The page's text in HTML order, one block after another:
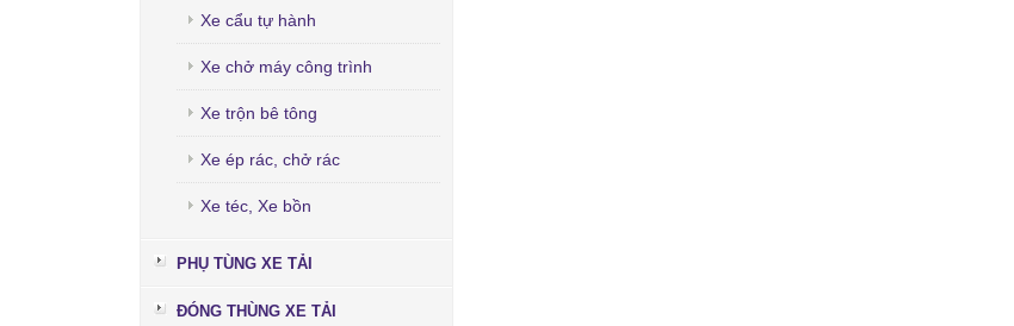
Xe cẩu tự hành
Xe chở máy công trình
Xe trộn bê tông
Xe ép rác, chở rác
Xe téc, Xe bồn
PHỤ TÙNG XE TẢI
ĐÓNG THÙNG XE TẢI